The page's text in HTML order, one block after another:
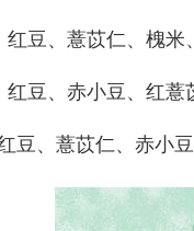
红豆、薏苡仁、槐
红豆、赤小豆、红
豆、薏苡仁、赤小